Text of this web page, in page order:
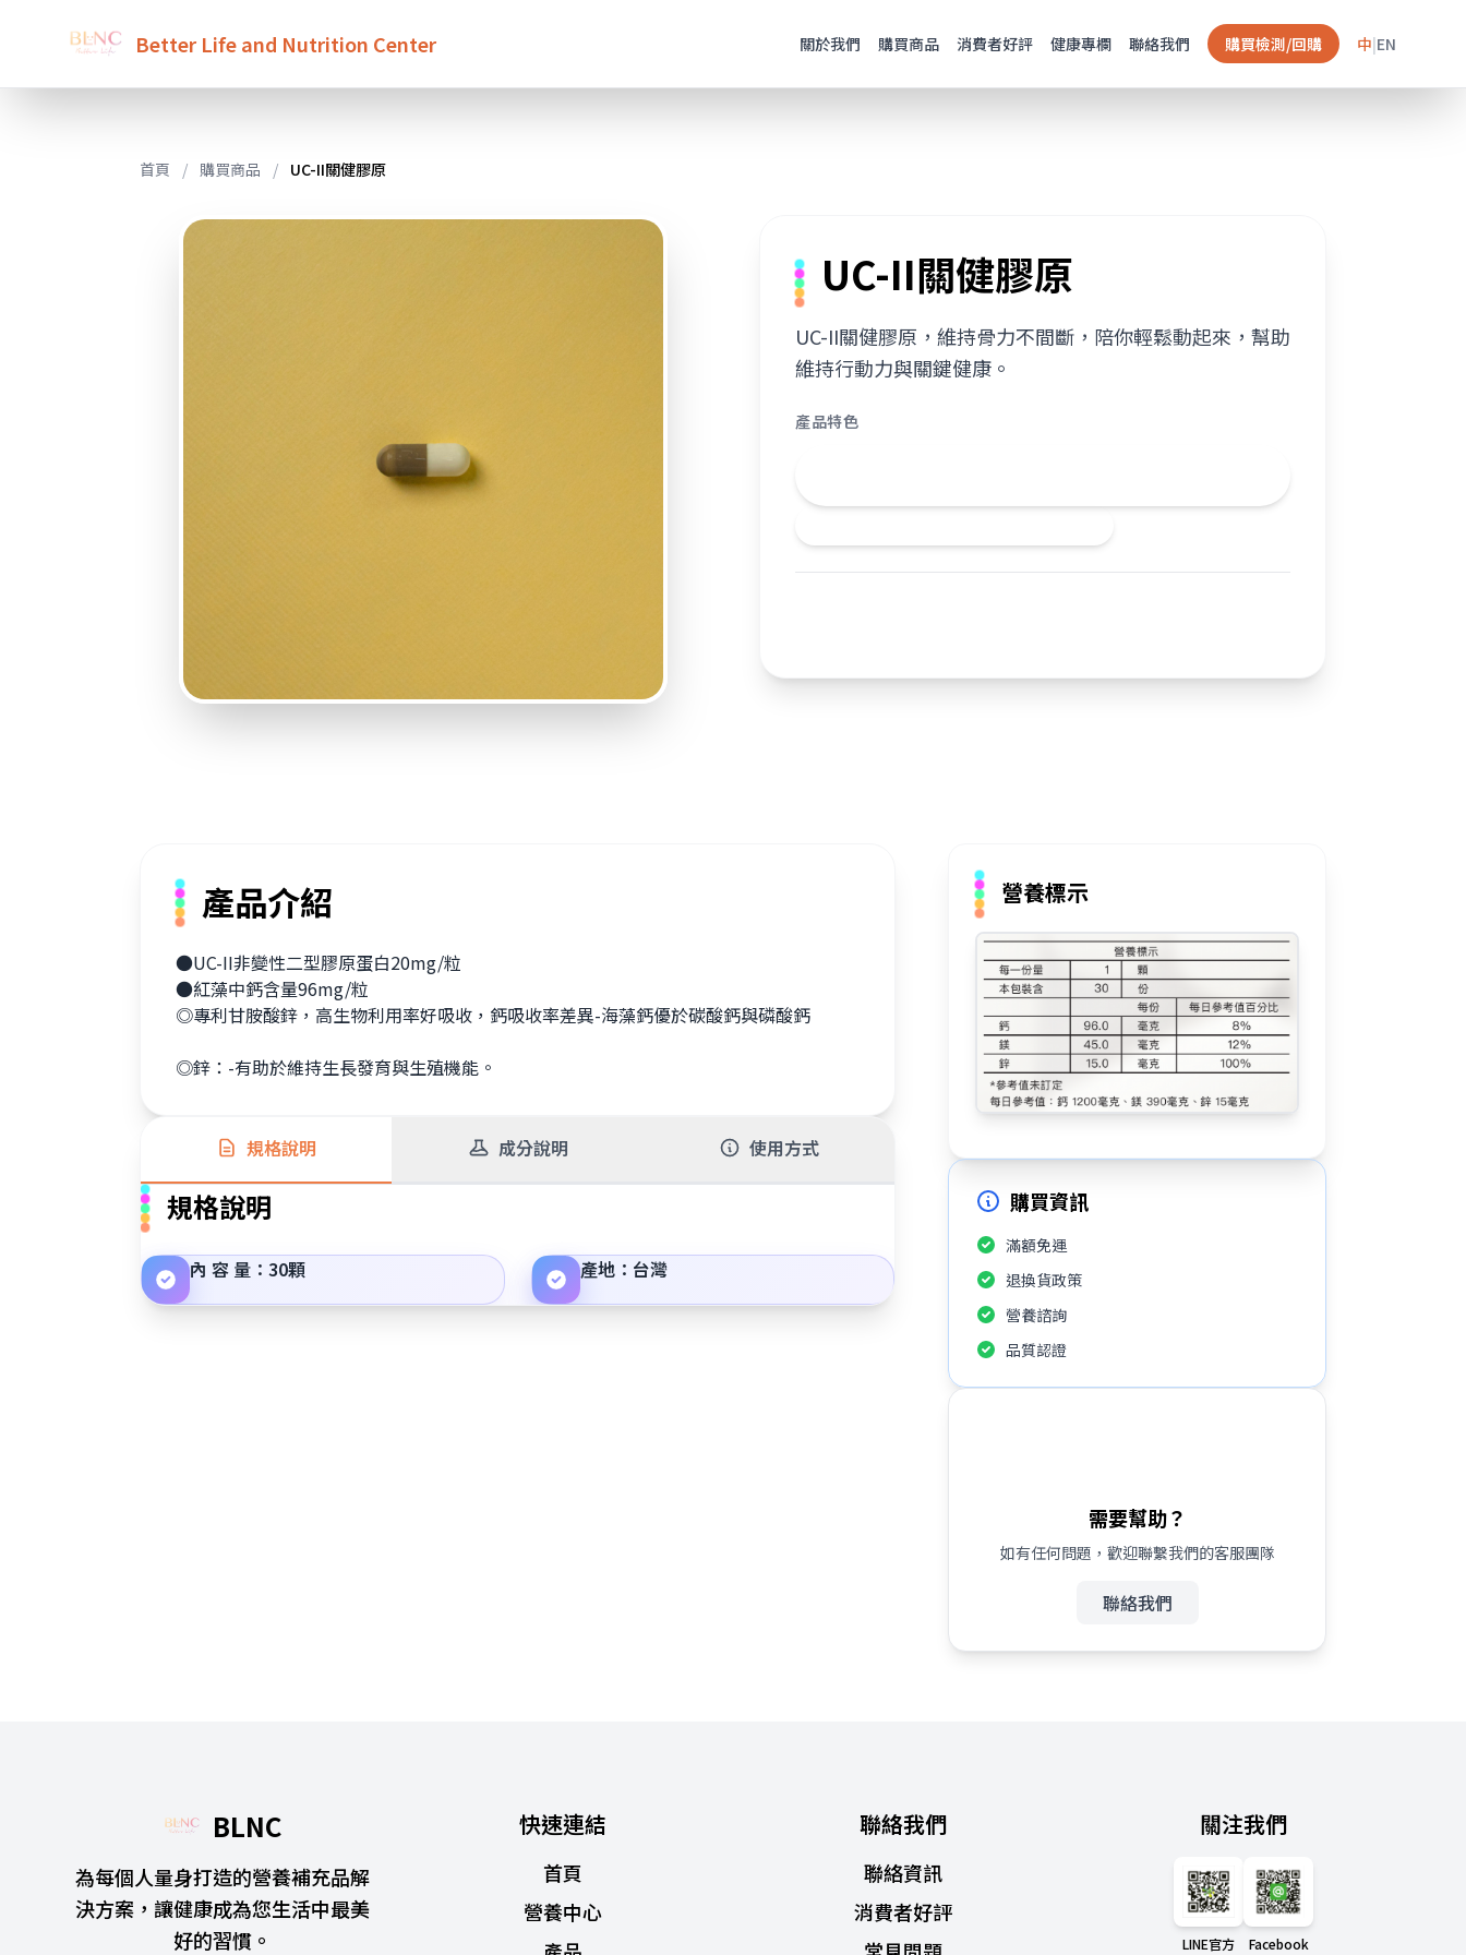
Better Life and Nutrition Center 關於我們 購買商品 消費者好評 健康專欄 聯絡我們 購買檢測/回購 中|EN
首頁 / 購買商品 / UC-II關健膠原
UC-II關健膠原
UC-II關健膠原，維持骨力不間斷，陪你輕鬆動起來，幫助
維持行動力與關鍵健康。
產品特色
產品介紹
●UC-II非變性二型膠原蛋白20mg/粒
●紅藻中鈣含量96mg/粒
◎專利甘胺酸鋅，高生物利用率好吸收，鈣吸收率差異-海藻鈣優於碳酸鈣與磷酸鈣
◎鋅：-有助於維持生長發育與生殖機能。
規格說明 成分說明 使用方式
規格說明
內 容 量：30顆 產地：台灣
營養標示
購買資訊
滿額免運
退換貨政策
營養諮詢
品質認證
需要幫助？
如有任何問題，歡迎聯繫我們的客服團隊
聯絡我們
BLNC
為每個人量身打造的營養補充品解
決方案，讓健康成為您生活中最美
好的習慣。
快速連結
首頁
營養中心
聯絡我們
聯絡資訊
消費者好評
關注我們
LINE官方 Facebook